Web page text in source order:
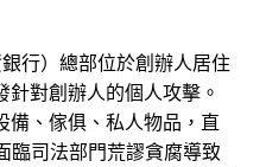
行）總部位於創辦人居住
對創辦人的個人攻擊。
備、傢俱、私人物品，直
臨司法部門荒謬貪腐導致